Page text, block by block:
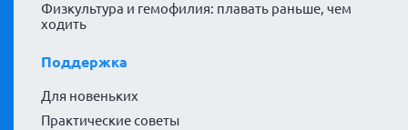
Физкультура и гемофилия: плавать раньше, чем
ходить
Поддержка
Для новеньких
Практические советы